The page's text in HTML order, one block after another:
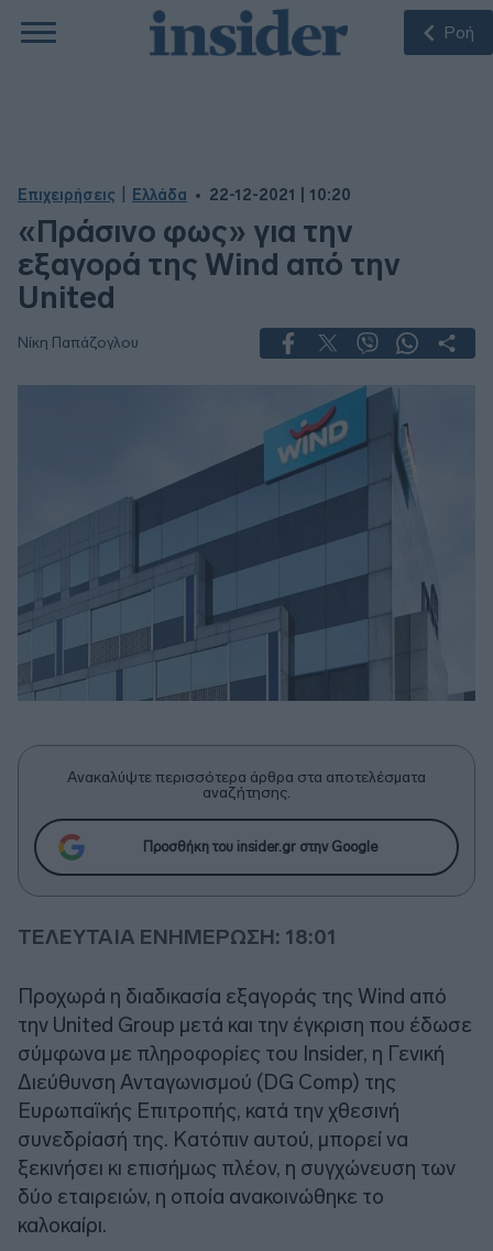
Ροή
Επιχειρήσεις Ελλάδα 22-12-2021 | 10:20
«Πράσινο φως» για την
εξαγορά της Wind από την
United
Νίκη Παπάζογλου
Ανακαλύψτε περισσότερα άρθρα στα αποτελέσματα
αναζήτησης.
Προσθήκη του insider.gr στην Google
ΤΕΛΕΥΤΑΙΑ ΕΝΗΜΕΡΩΣΗ: 18:01
Προχωρά η διαδικασία εξαγοράς της Wind από
την United Group μετά και την έγκριση που έδωσε
σύμφωνα με πληροφορίες του Insider, η Γενική
Διεύθυνση Ανταγωνισμού (DG Comp) της
Ευρωπαϊκής Επιτροπής, κατά την χθεσινή
συνεδρίασή της. Κατόπιν αυτού, μπορεί να
ξεκινήσει κι επισήμως πλέον, η συγχώνευση των
δύο εταιρειών, η οποία ανακοινώθηκε το
καλοκαίρι.